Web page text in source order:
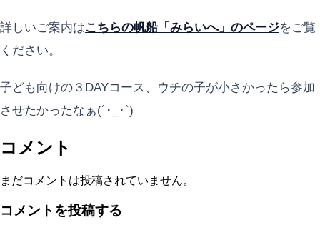
詳しいご案内はこちらの帆船「みらいへ」のページをご覧
ください。
子ども向けの３DAYコース、ウチの子が小さかったら参加
させたかったなぁ(´･_･`)
コメント
まだコメントは投稿されていません。
コメントを投稿する